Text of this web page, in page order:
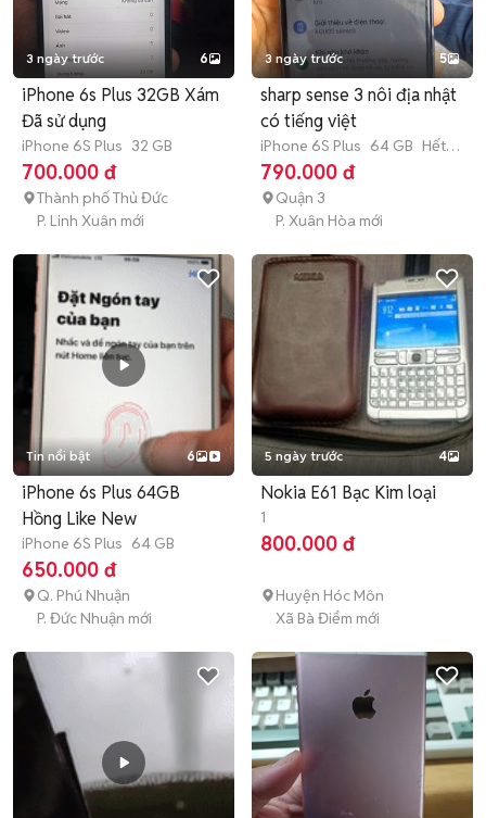
3 ngày trước 6
iPhone 6s Plus 32GB Xám
Đã sử dụng
iPhone 6S Plus 32 GB
700.000 đ
Thành phố Thủ Đức
P. Linh Xuân mới
3 ngày trước 5
sharp sense 3 nôi địa nhật
có tiếng việt
iPhone 6S Plus 64 GB Hết
bảo hành
790.000 đ
Quận 3
P. Xuân Hòa mới
Tin nổi bật 6
iPhone 6s Plus 64GB
Hồng Like New
iPhone 6S Plus 64 GB
650.000 đ
Q. Phú Nhuận
P. Đức Nhuận mới
5 ngày trước 4
Nokia E61 Bạc Kim loại
1
800.000 đ
Huyện Hóc Môn
Xã Bà Điểm mới